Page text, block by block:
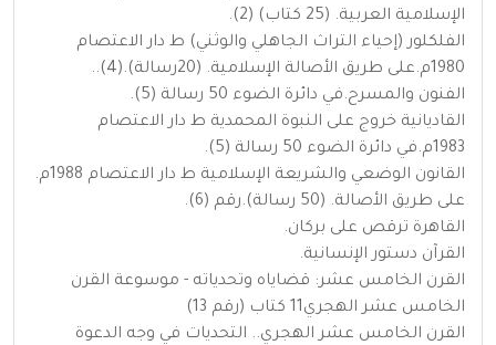
الإسلامية العربية. (25 كتاب) (2).
الفلكلور (إحياء التراث الجاهلي والوثني) ط دار الاعتصام
1980م.على طريق الأصالة الإسلامية. (20رسالة).(4)..
الفنون والمسرح.في دائرة الضوء 50 رسالة (5).
القاديانية خروج على النبوة المحمدية ط دار الاعتصام
1983م.في دائرة الضوء 50 رسالة (5).
القانون الوضعي والشريعة الإسلامية ط دار الاعتصام 1988م.
على طريق الأصالة. (50 رسالة).رقم (6).
القاهرة ترقص على بركان.
القرآن دستور الإنسانية.
القرن الخامس عشر: قضاياه وتحدياته - موسوعة القرن
الخامس عشر الهجري11 كتاب (رقم 13)
القرن الخامس عشر الهجري.. التحديات في وجه الدعوة